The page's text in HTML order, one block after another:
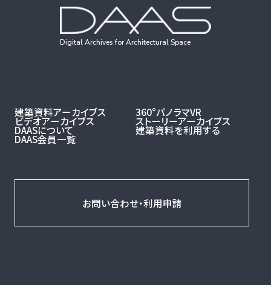
Digital Archives for Architectural Space
建築資料アーカイブス 360°パノラマVR
ビデオアーカイブス ストーリーアーカイブス
DAASについて 建築資料を利用する
DAAS会員一覧
お問い合わせ・利用申請